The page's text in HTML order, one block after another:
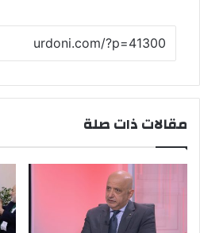
مقالات ذات صلة